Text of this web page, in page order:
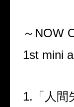
～NOW
1st mini
1.「人間